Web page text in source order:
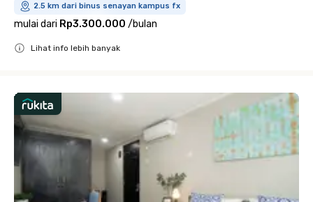
2.5 km dari binus senayan kampus fx
mulai dari Rp3.300.000 /bulan
Lihat info lebih banyak